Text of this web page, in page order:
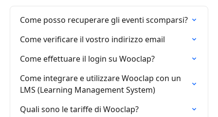
Come posso recuperare gli eventi scomparsi?
Come verificare il vostro indirizzo email
Come effettuare il login su Wooclap?
Come integrare e utilizzare Wooclap con un
LMS (Learning Management System)
Quali sono le tariffe di Wooclap?